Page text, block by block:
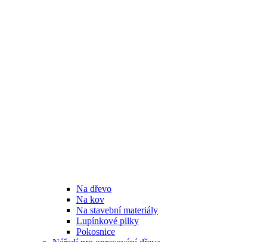
Na dřevo
Na kov
Na stavební materiály
Lupínkové pilky
Pokosnice